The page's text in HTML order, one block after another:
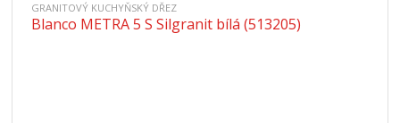
GRANITOVÝ KUCHYŇSKÝ DŘEZ
Blanco METRA 5 S Silgranit bílá (513205)